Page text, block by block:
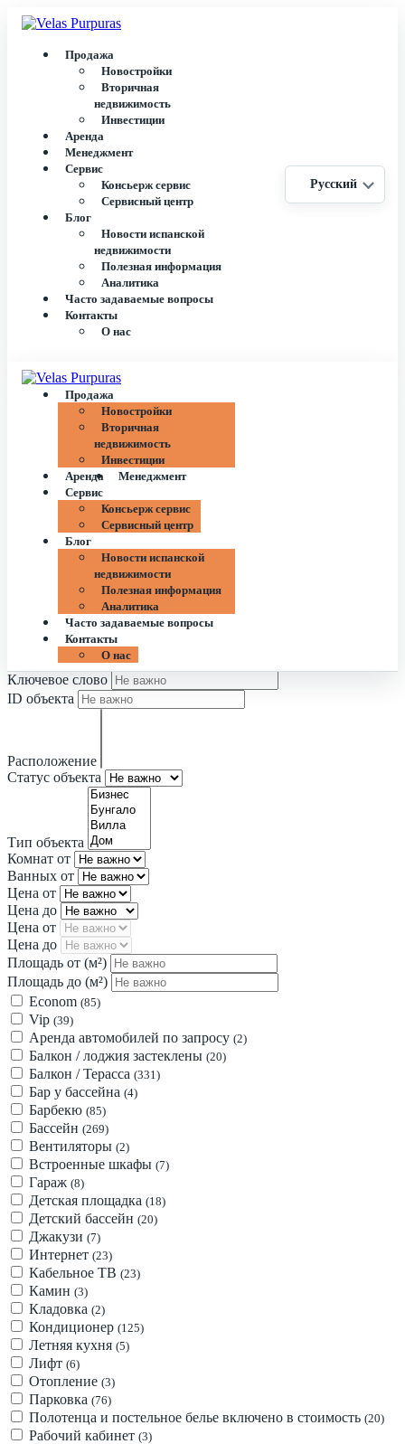
Продажа
Новостройки
Вторичная
недвижимость
Инвестиции
Аренда
Менеджмент
Сервис
Консьерж сервис
Сервисный центр
Блог
Новости испанской
недвижимости
Полезная информация
Аналитика
Часто задаваемые вопросы
Контакты
О нас
Русский
Продажа
Новостройки
Вторичная
недвижимость
Инвестиции
Аренда
Менеджмент
Сервис
Консьерж сервис
Сервисный центр
Блог
Новости испанской
недвижимости
Полезная информация
Аналитика
Часто задаваемые вопросы
Контакты
О нас
Ключевое слово
ID объекта
Расположение
Статус объекта
Тип объекта
Комнат от
Ванных от
Цена от
Цена до
Цена от
Цена до
Площадь от (м²)
Площадь до (м²)
Econom (85)
Vip (39)
Аренда автомобилей по запросу (2)
Балкон / лоджия застеклены (20)
Балкон / Терасса (331)
Бар у бассейна (4)
Барбекю (85)
Бассейн (269)
Вентиляторы (2)
Встроенные шкафы (7)
Гараж (8)
Детская площадка (18)
Детский бассейн (20)
Джакузи (7)
Интернет (23)
Кабельное ТВ (23)
Камин (3)
Кладовка (2)
Кондиционер (125)
Летняя кухня (5)
Лифт (6)
Отопление (3)
Парковка (76)
Полотенца и постельное белье включено в стоимость (20)
Рабочий кабинет (3)